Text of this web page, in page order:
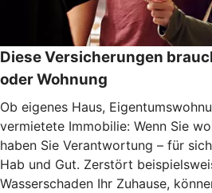
Diese Versicherungen
oder Wohnung
Ob eigenes Haus,
vermietete Immobilie: Wenn Sie
haben Sie Verantwortung – für
Hab und Gut. Zerstört
Wasserschaden Ihr Zuhause,